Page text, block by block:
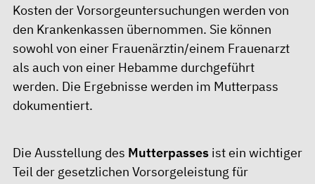
Kosten der Vorsorgeuntersuchungen werden von
den Krankenkassen übernommen. Sie können
sowohl von einer Frauenärztin/einem Frauenarzt
als auch von einer Hebamme durchgeführt
werden. Die Ergebnisse werden im Mutterpass
dokumentiert.
Die Ausstellung des Mutterpasses ist ein wichtiger
Teil der gesetzlichen Vorsorgeleistung für